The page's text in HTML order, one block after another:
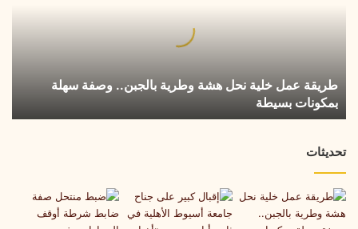
سهلة
بمكونات
بسيطة
طريقة عمل خلية نحل هشة وطرية بالجبن.. وصفة سهلة
بمكونات بسيطة
تحديثات